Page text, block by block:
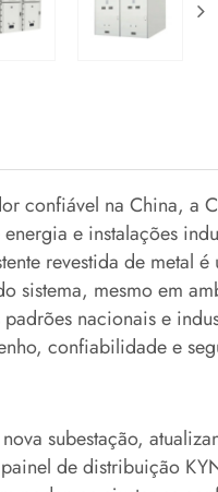
confiável na China, a
energia e instalações
revestida de metal
sistema, mesmo em
nacionais e
confiabilidade e
subestação,
de distribuição